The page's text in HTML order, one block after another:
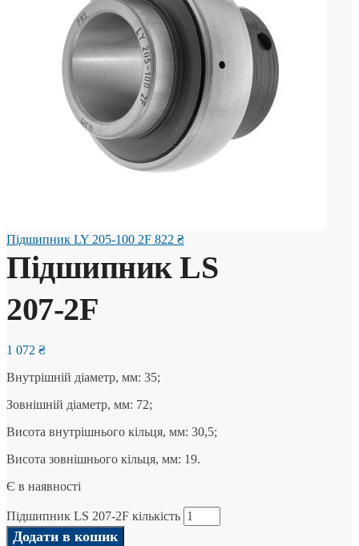
Підшипник LY 205-100 2F 822 ₴
Підшипник LS
207-2F
1 072 ₴
Внутрішній діаметр, мм: 35;
Зовнішній діаметр, мм: 72;
Висота внутрішнього кільця, мм: 30,5;
Висота зовнішнього кільця, мм: 19.
Є в наявності
Підшипник LS 207-2F кількість
Додати в кошик